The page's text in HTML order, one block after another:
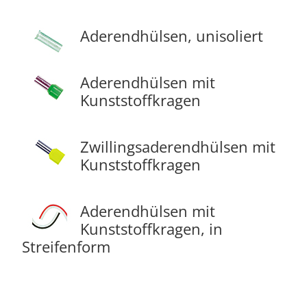
Aderendhülsen, unisoliert
Aderendhülsen mit
Kunststoffkragen
Zwillingsaderendhülsen mit
Kunststoffkragen
Aderendhülsen mit
Kunststoffkragen, in
Streifenform